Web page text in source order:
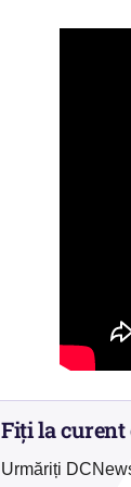
Fiți la
Urmăriți